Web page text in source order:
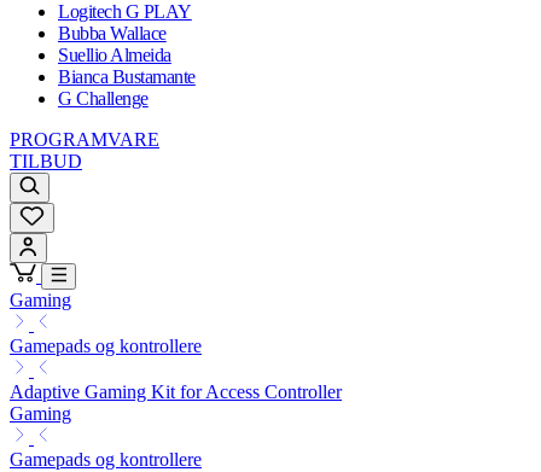
Logitech G PLAY
Bubba Wallace
Suellio Almeida
Bianca Bustamante
G Challenge
PROGRAMVARE
TILBUD
Gaming
Gamepads og kontrollere
Adaptive Gaming Kit for Access Controller
Gaming
Gamepads og kontrollere